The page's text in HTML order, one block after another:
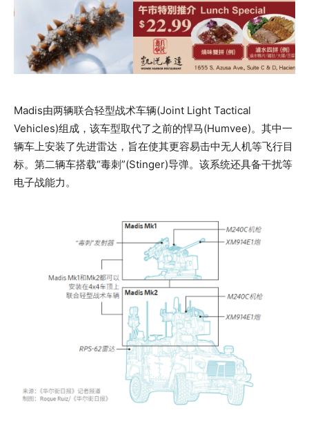
Madis由两辆联合轻型战术车辆(Joint Light Tactical
Vehicles)组成，该车型取代了之前的悍马(Humvee)。其中一
辆车上安装了先进雷达，旨在使其更容易击中无人机等飞行目
标。第二辆车搭载“毒刺”(Stinger)导弹。该系统还具备干扰等
电子战能力。